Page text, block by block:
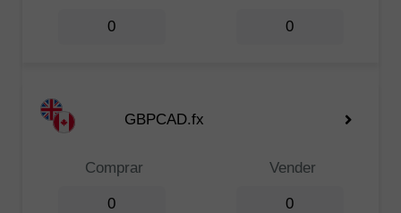
0 0
GBPCAD.fx
Comprar Vender
0 0